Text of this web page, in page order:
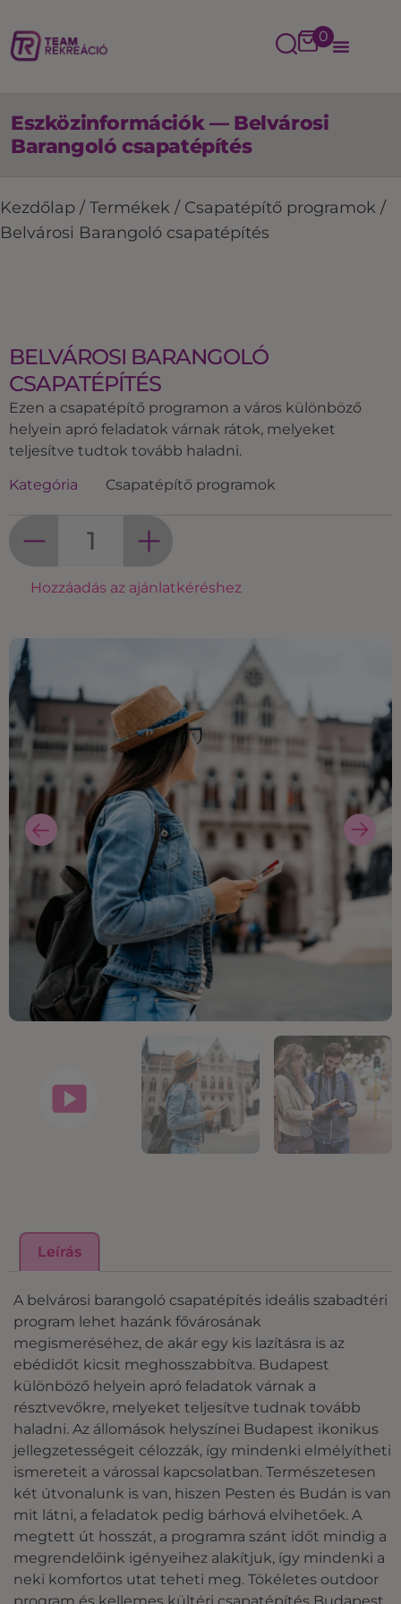
0
Eszközinformációk — Belvárosi
Barangoló csapatépítés
Kezdőlap / Termékek / Csapatépítő programok /
Belvárosi Barangoló csapatépítés
BELVÁROSI BARANGOLÓ
CSAPATÉPÍTÉS
Ezen a csapatépítő programon a város különböző
helyein apró feladatok várnak rátok, melyeket
teljesítve tudtok tovább haladni.
Kategória Csapatépítő programok
Hozzáadás az ajánlatkéréshez
Leírás
A belvárosi barangoló csapatépítés ideális szabadtéri
program lehet hazánk fővárosának
megismeréséhez, de akár egy kis lazításra is az
ebédidőt kicsit meghosszabbítva. Budapest
különböző helyein apró feladatok várnak a
résztvevőkre, melyeket teljesítve tudnak tovább
haladni. Az állomások helyszínei Budapest ikonikus
jellegzetességeit célozzák, így mindenki elmélyítheti
ismereteit a várossal kapcsolatban. Természetesen
két útvonalunk is van, hiszen Pesten és Budán is van
mit látni, a feladatok pedig bárhová elvihetőek. A
megtett út hosszát, a programra szánt időt mindig a
megrendelőink igényeihez alakítjuk, így mindenki a
neki komfortos utat teheti meg. Tökéletes outdoor